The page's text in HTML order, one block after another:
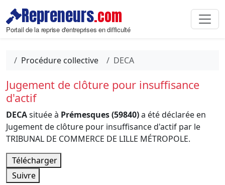
Repreneurs.com
Portail de la reprise d'entreprises en difficulté
Procédure collective DECA
Jugement de clôture pour insuffisance
d'actif
DECAsituée à Prémesques (59840)a été déclarée en
Jugement de clôture pour insuffisance d'actif par le
TRIBUNAL DE COMMERCE DE LILLE MÉTROPOLE.
Télécharger
Suivre